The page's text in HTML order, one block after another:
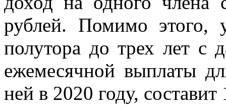
рублей. Помимо этого,
полутора до трех лет с
ежемесячной выплаты
ней в 2020 году,